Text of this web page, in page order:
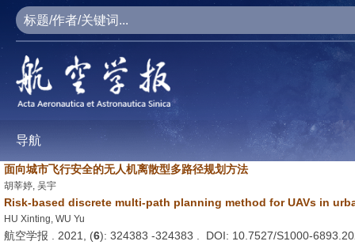
导航
面向城市飞行安全的无人机离散型多路径规划方法
胡莘婷, 吴宇
Risk-based discrete multi-path planning method for UAVs in
HU Xinting, WU Yu
航空学报 . 2021, (6): 324383 -324383 . DOI: 10.7527/S1000-